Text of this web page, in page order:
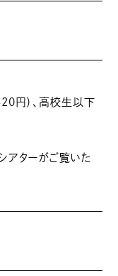
円）、高校生以下
アターがご覧いた